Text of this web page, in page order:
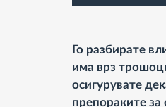
Го разбирате
има врз
осигурувате
препораките за